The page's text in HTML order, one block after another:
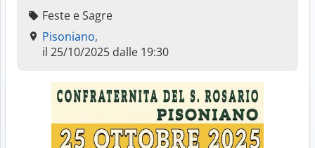
Feste e Sagre
Pisoniano,
il 25/10/2025 dalle 19:30